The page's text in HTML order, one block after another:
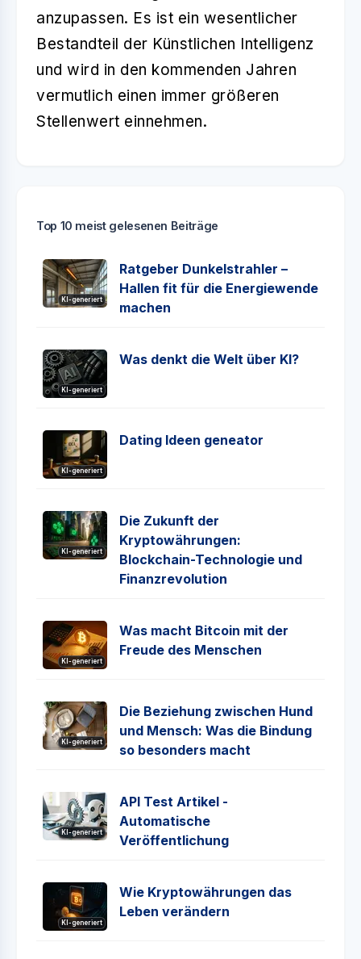
anzupassen. Es ist ein wesentlicher
Bestandteil der Künstlichen Intelligenz
und wird in den kommenden Jahren
vermutlich einen immer größeren
Stellenwert einnehmen.
Top 10 meist gelesenen Beiträge
KI-generiert
Ratgeber Dunkelstrahler –
Hallen fit für die Energiewende
machen
KI-generiert
Was denkt die Welt über KI?
KI-generiert
Dating Ideen geneator
KI-generiert
Die Zukunft der
Kryptowährungen:
Blockchain-Technologie und
Finanzrevolution
KI-generiert
Was macht Bitcoin mit der
Freude des Menschen
KI-generiert
Die Beziehung zwischen Hund
und Mensch: Was die Bindung
so besonders macht
KI-generiert
API Test Artikel -
Automatische
Veröffentlichung
KI-generiert
Wie Kryptowährungen das
Leben verändern